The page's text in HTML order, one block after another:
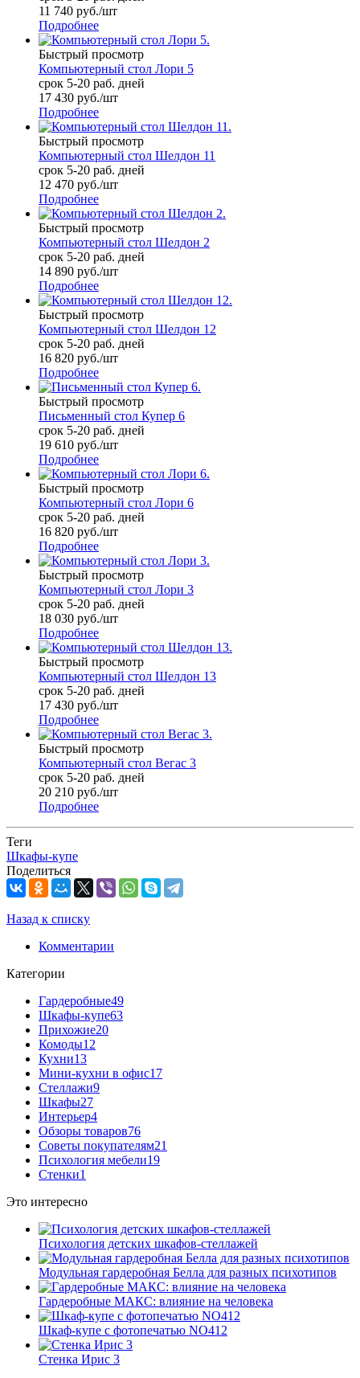
11 740 руб./шт
Подробнее
Быстрый просмотр
Компьютерный стол Лори 5
срок 5-20 раб. дней
17 430 руб./шт
Подробнее
Быстрый просмотр
Компьютерный стол Шелдон 11
срок 5-20 раб. дней
12 470 руб./шт
Подробнее
Быстрый просмотр
Компьютерный стол Шелдон 2
срок 5-20 раб. дней
14 890 руб./шт
Подробнее
Быстрый просмотр
Компьютерный стол Шелдон 12
срок 5-20 раб. дней
16 820 руб./шт
Подробнее
Быстрый просмотр
Письменный стол Купер 6
срок 5-20 раб. дней
19 610 руб./шт
Подробнее
Быстрый просмотр
Компьютерный стол Лори 6
срок 5-20 раб. дней
16 820 руб./шт
Подробнее
Быстрый просмотр
Компьютерный стол Лори 3
срок 5-20 раб. дней
18 030 руб./шт
Подробнее
Быстрый просмотр
Компьютерный стол Шелдон 13
срок 5-20 раб. дней
17 430 руб./шт
Подробнее
Быстрый просмотр
Компьютерный стол Вегас 3
срок 5-20 раб. дней
20 210 руб./шт
Подробнее
Теги
Шкафы-купе
Поделиться
Назад к списку
Комментарии
Категории
Гардеробные49
Шкафы-купе63
Прихожие20
Комоды12
Кухни13
Мини-кухни в офис17
Стеллажи9
Шкафы27
Интерьер4
Обзоры товаров76
Советы покупателям21
Психология мебели19
Стенки1
Это интересно
Психология детских шкафов-стеллажей
Модульная гардеробная Белла для разных психотипов
Гардеробные МАКС: влияние на человека
Шкаф-купе с фотопечатью NO412
Стенка Ирис 3